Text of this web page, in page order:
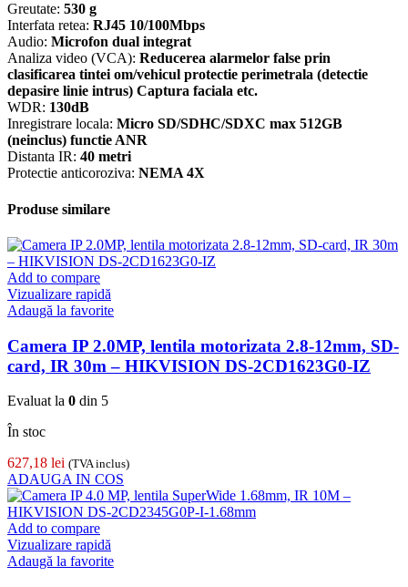
Greutate: 530 g
Interfata retea: RJ45 10/100Mbps
Audio: Microfon dual integrat
Analiza video (VCA): Reducerea alarmelor false prin
clasificarea tintei om/vehicul protectie perimetrala (detectie
depasire linie intrus) Captura faciala etc.
WDR: 130dB
Inregistrare locala: Micro SD/SDHC/SDXC max 512GB
(neinclus) functie ANR
Distanta IR: 40 metri
Protectie anticoroziva: NEMA 4X
Produse similare
Add to compare
Vizualizare rapidă
Adaugă la favorite
Camera IP 2.0MP, lentila motorizata 2.8-12mm, SD-
card, IR 30m – HIKVISION DS-2CD1623G0-IZ
Evaluat la 0 din 5
În stoc
627,18 lei (TVA inclus)
ADAUGA IN COS
Add to compare
Vizualizare rapidă
Adaugă la favorite